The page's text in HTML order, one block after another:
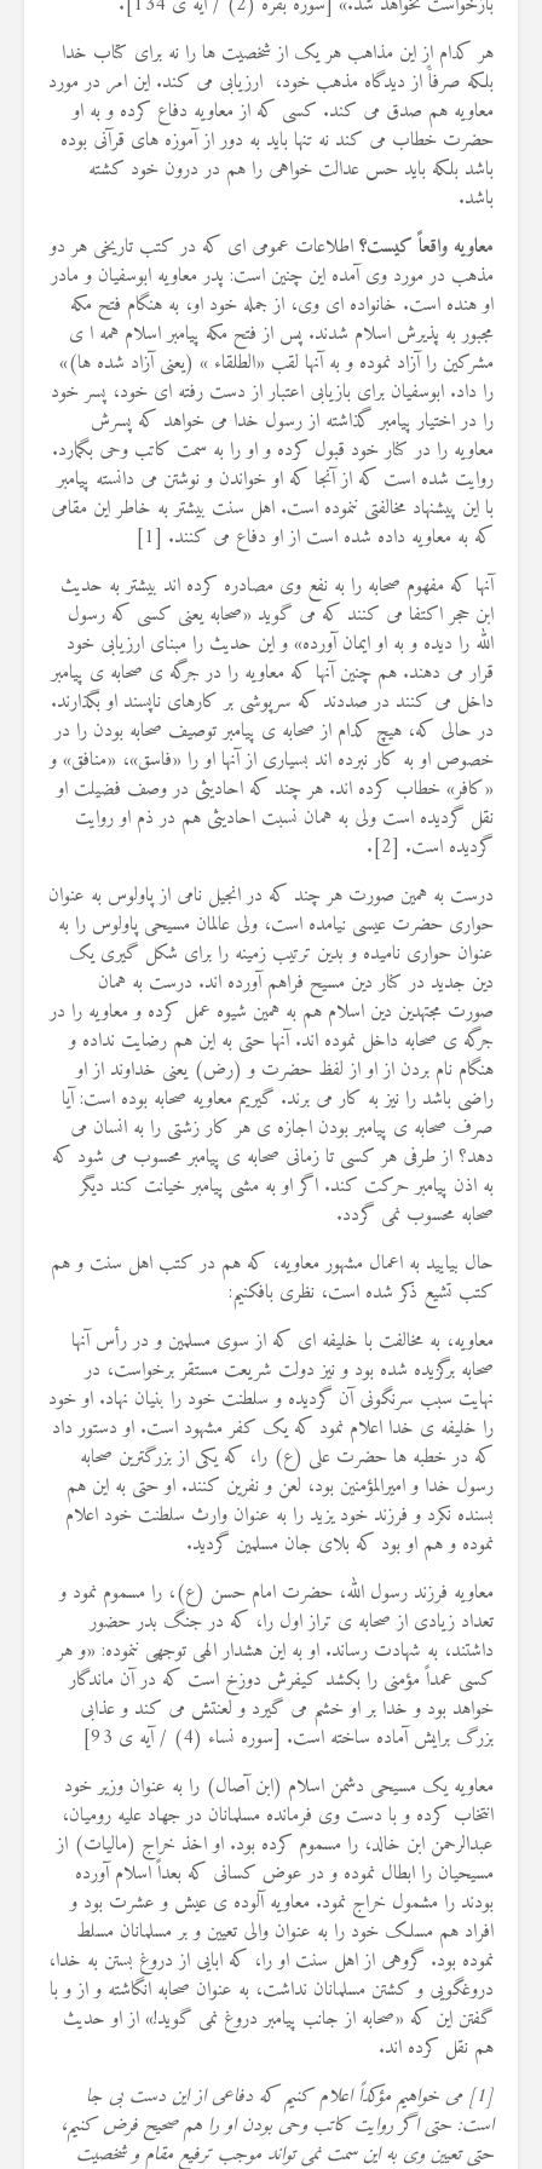
هر کدام از این مذاهب هر یک از شخصیت ها را نه برای کتاب خدا
بلکه صرفاًَ از دیدگاه مذهب خود، ارزیابی می کند. این امر در مورد
معاویه هم صدق می کند. کسی که از معاویه دفاع کرده و به او
حضرت خطاب می کند نه تنها باید به دور از آموزه های قرآنی بوده
باشد بلکه باید حس عدالت خواهی را هم در درون خود کشته
باشد.
معاویه واقعاً کیست؟اطلاعات عمومی ای که در کتب تاریخی هر دو
مذهب در مورد وی آمده این چنین است: پدر معاویه ابوسفیان و مادر
او هنده است. خانواده ای وی، از جمله خود او، به هنگام فتح مکه
مجبور به پذیرش اسلام شدند. پس از فتح مکه پیامبر اسلام همه ا ی
مشرکین را آزاد نموده و به آنها لقب «الطلقاء » (یعنی آزاد شده ها)»
را داد. ابوسفیان برای بازیابی اعتبار از دست رفته ای خود، پسر خود
را در اختیار پیامبر گذاشته از رسول خدا می خواهد که پسرش
معاویه را در کنار خود قبول کرده و او را به سمت کاتب وحی بگمارد.
روایت شده است که از آنجا که او خواندن و نوشتن می دانسته پیامبر
با این پیشنهاد مخالفتی ننموده است. اهل سنت بیشتر به خاطر این مقامی
که به معاویه داده شده است از او دفاع می کنند. [1]
آنها که مفهوم صحابه را به نفع وی مصادره کرده اند بیشتر به حدیث
ابن حجر اکتفا می کنند که می گوید «صحابه یعنی کسی که رسول
الله را دیده و به او ایمان آورده» و این حدیث را مبنای ارزیابی خود
قرار می دهند. هم چنین آنها که معاویه را در جرگه ی صحابه ی پیامبر
داخل می کنند در صددند که سرپوشی بر کارهای ناپسند او بگذارند.
در حالی که، هیچ کدام از صحابه ی پیامبر توصیف صحابه بودن را در
خصوص او به کار نبرده اند بسیاری از آنها او را «فاسق»، «منافق» و
«کافر» خطاب کرده اند. هر چند که احادیثی در وصف فضیلت او
نقل گردیده است ولی به همان نسبت احادیثی هم در ذم او روایت
گردیده است. [2].
درست به همین صورت هر چند که در انجیل نامی از پاولوس به عنوان
حواری حضرت عیسی نیامده است، ولی عالمان مسیحی پاولوس را به
عنوان حواری نامیده و بدین ترتیب زمینه را برای شکل گیری یک
دین جدید در کنار دین مسیح فراهم آورده اند. درست به همان
صورت مجتهدین دین اسلام هم به همین شیوه عمل کرده و معاویه را در
جرگه ی صحابه داخل نموده اند. آنها حتی به این هم رضایت نداده و
هنگام نام بردن از او از لفظ حضرت و (رض) یعنی خداوند از او
راضی باشد را نیز به کار می برند. گیریم معاویه صحابه بوده است: آیا
صرف صحابه ی پیامبر بودن اجازه ی هر کار زشتی را به انسان می
دهد؟ از طرفی هر کسی تا زمانی صحابه ی پیامبر محسوب می شود که
به اذن پیامبر حرکت کند. اگر او به مشی پیامبر خیانت کند دیگر
صحابه محسوب نمی گردد.
حال بیایید به اعمال مشهور معاویه، که هم در کتب اهل سنت و هم
کتب تشیع ذکر شده است، نظری بافکنیم:
معاویه، به مخالفت با خلیفه ای که از سوی مسلمین و در رأس آنها
صحابه برگزیده شده بود و نیز دولت شریعت مستقر برخواست، در
نهایت سبب سرنگونی آن گردیده و سلطنت خود را بنیان نهاد. او خود
را خلیفه ی خدا اعلام نمود که یک کفر مشهود است. او دستور داد
که در خطبه ها حضرت علی (ع) را، که یکی از بزرگترین صحابه
رسول خدا و امیرالمؤمنین بود، لعن و نفرین کنند. او حتی به این هم
بسنده نکرد و فرزند خود یزید را به عنوان وارث سلطنت خود اعلام
نموده و هم او بود که بلای جان مسلمین گردید.
معاویه فرزند رسول الله، حضرت امام حسن (ع)، را مسموم نمود و
تعداد زیادی از صحابه ی تراز اول را، که در جنگ بدر حضور
داشتند، به شهادت رساند. او به این هشدار الهی توجهی ننموده: «و هر
کسی عمداً مؤمنی را بکشد کیفرش دوزخ است که در آن ماندگار
خواهد بود و خدا بر او خشم می گیرد و لعنتش می کند و عذابی
بزرگ برایش آماده ساخته است. [سوره نساء (4) / آیه ی 93]
معاویه یک مسیحی دشمن اسلام (ابن آصال) را به عنوان وزیر خود
انتخاب کرده و با دست وی فرمانده مسلمانان در جهاد علیه رومیان،
عبدالرحمن ابن خالد، را مسموم کرده بود. او اخذ خراج (مالیات) از
مسیحیان را ابطال نموده و در عوض کسانی که بعداً اسلام آورده
بودند را مشمول خراج نمود. معاویه آلوده ی عیش و عشرت بود و
افراد هم مسلک خود را به عنوان والی تعیین و بر مسلمانان مسلط
نموده بود. گروهی از اهل سنت او را، که ابایی از دروغ بستن به خدا،
دروغگویی و کشتن مسلمانان نداشت، به عنوان صحابه انگاشته و از و با
گفتن این که «صحابه از جانب پیامبر دروغ نمی گوید!» از او حدیث
هم نقل کرده اند.
[1] می خواهیم مؤکداً اعلام کنیم که دفاعی از این دست بی جا
است: حتی اگر روایت کاتب وحی بودن او را هم صحیح فرض کنیم،
حتی تعیین وی به این سمت نمی تواند موجب ترفیع مقام و شخصیت
22 نمایش ها